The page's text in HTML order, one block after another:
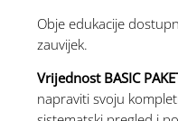
Obje edukacije
zauvijek.
Vrijednost BASIC
napraviti svoju